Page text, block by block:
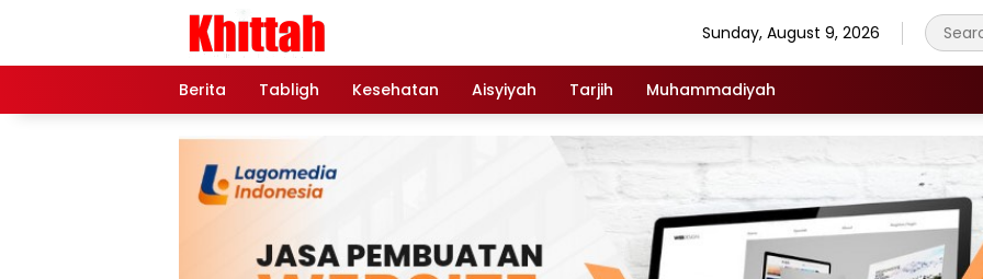
Sunday, August 9, 2026
Berita Tabligh Kesehatan Aisyiyah Tarjih Muhammadiyah